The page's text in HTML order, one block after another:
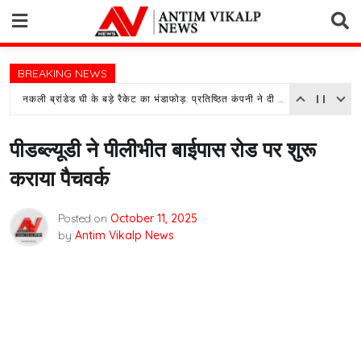
content
BREAKING NEWS
नकली ब्रांडेड घी के बड़े रैकेट का भंडाफोड़: प्रतिष्ठित कंपनी ने दी तहरीर, पुलिस जांच में जुटी
पीडब्ल्यूडी ने पीलीभीत बाईपास रोड पर शुरू
कराया पैचवर्क
Posted on October 11, 2025
by Antim Vikalp News